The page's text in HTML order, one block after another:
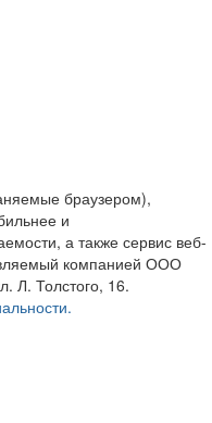
браузером),
и
а также сервис веб-
компанией ООО
Л. Толстого, 16.